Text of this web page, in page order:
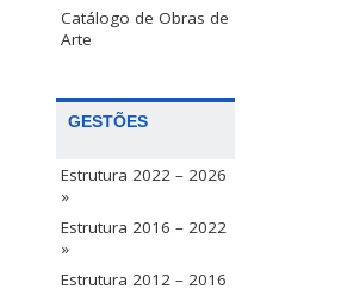
Catálogo de Obras de
Arte
GESTÕES
Estrutura 2022 – 2026
»
Estrutura 2016 – 2022
»
Estrutura 2012 – 2016